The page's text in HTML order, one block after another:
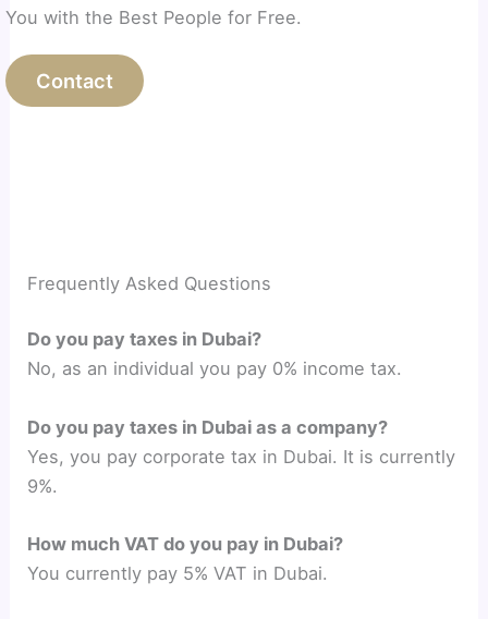
You with the Best People for Free.
Contact
Frequently Asked Questions
Do you pay taxes in Dubai?
No, as an individual you pay 0% income tax.
Do you pay taxes in Dubai as a company?
Yes, you pay corporate tax in Dubai. It is currently
9%.
How much VAT do you pay in Dubai?
You currently pay 5% VAT in Dubai.